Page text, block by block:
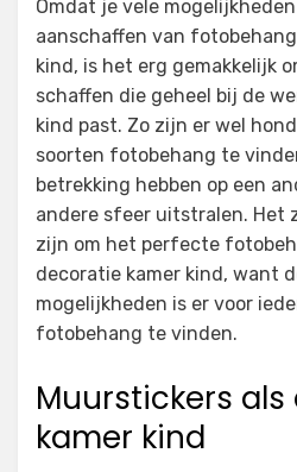
Omdat je vele
aanschaffen van
kind, is het erg gemakkelijk
schaffen die geheel bij de
kind past. Zo zijn er wel
soorten fotobehang te
betrekking hebben op een
andere sfeer uitstralen. Het
zijn om het perfecte
decoratie kamer kind, want
mogelijkheden is er voor
fotobehang te vinden.
Muurstickers
kamer kind